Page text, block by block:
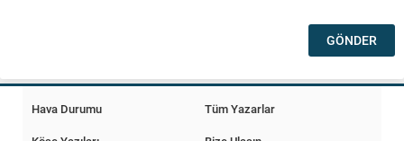
Hava Durumu
Tüm Yazarlar